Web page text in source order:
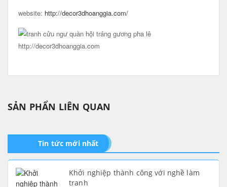
website: http://decor3dhoanggia.com/
http://decor3dhoanggia.com
SẢN PHẨN LIÊN QUAN
Tin tức mới nhất
Khởi nghiệp thành công với nghề làm
tranh